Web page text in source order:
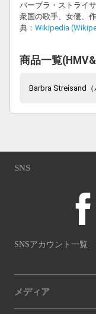
バーブラ・ストライ
衆国の歌手、女優、
典： Wikipedia
商品一覧
Barbra Streisand（
SNS
SNSアカウント一覧
メディア